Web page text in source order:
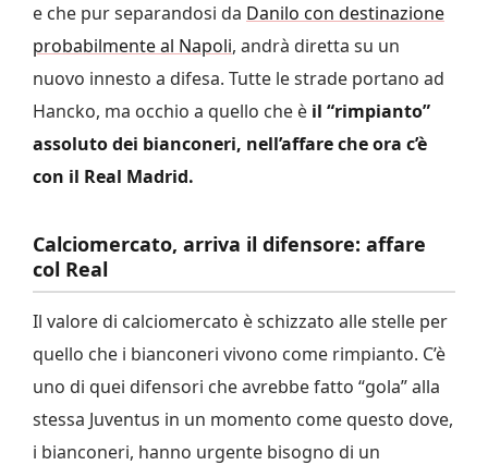
e che pur separandosi da Danilo con destinazione
probabilmente al Napoli, andrà diretta su un
nuovo innesto a difesa. Tutte le strade portano ad
Hancko, ma occhio a quello che è il “rimpianto”
assoluto dei bianconeri, nell’affare che ora c’è
con il Real Madrid.
Calciomercato, arriva il difensore: affare
col Real
Il valore di calciomercato è schizzato alle stelle per
quello che i bianconeri vivono come rimpianto. C’è
uno di quei difensori che avrebbe fatto “gola” alla
stessa Juventus in un momento come questo dove,
i bianconeri, hanno urgente bisogno di un